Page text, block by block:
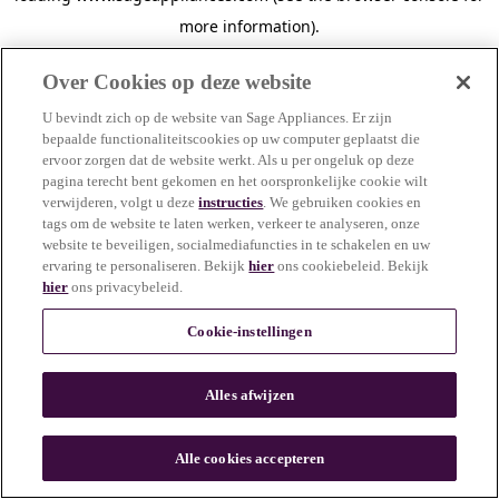
more information).
n
Over Cookies op deze website
U bevindt zich op de website van Sage Appliances. Er zijn
bepaalde functionaliteitscookies op uw computer geplaatst die
ervoor zorgen dat de website werkt. Als u per ongeluk op deze
pagina terecht bent gekomen en het oorspronkelijke cookie wilt
verwijderen, volgt u dezeinstructies. We gebruiken cookies en
tags om de website te laten werken, verkeer te analyseren, onze
website te beveiligen, socialmediafuncties in te schakelen en uw
ervaring te personaliseren. Bekijkhier ons cookiebeleid. Bekijk
hier ons privacybeleid.
Cookie-instellingen
Alles afwijzen
Alle cookies accepteren